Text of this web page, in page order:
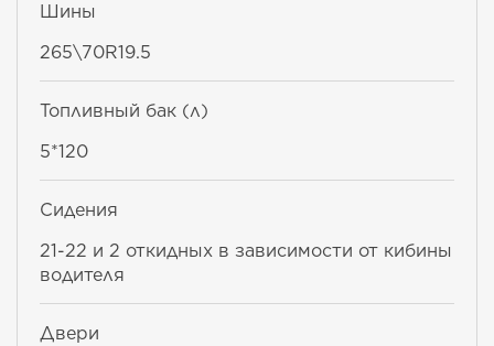
Шины
265\70R19.5
Топливный бак (л)
5*120
Сидения
21-22 и 2 откидных в зависимости от кибины
водителя
Двери